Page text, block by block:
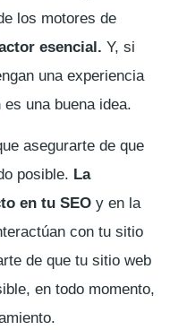
los motores de
esencial. Y, si
una experiencia
una buena idea.
asegurarte de que
posible. La
en tu SEO y en la
con tu sitio
de que tu sitio web
en todo momento,